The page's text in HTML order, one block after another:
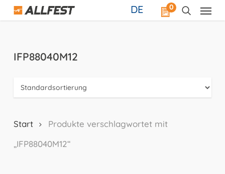
Skip
0
DE
IFP88040M12
Start
Produkte verschlagwortet mit
„IFP88040M12“